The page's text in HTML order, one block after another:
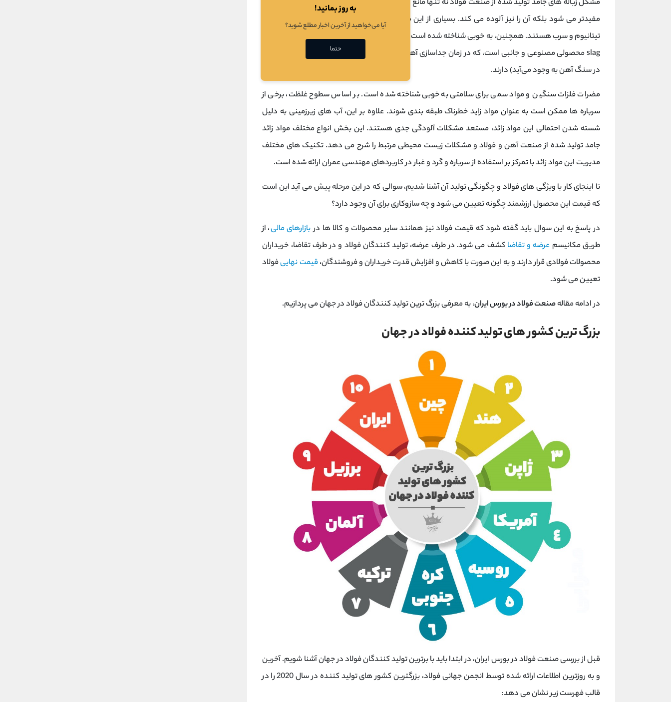
مشکل زباله های جامد تولید شده از صنعت فولاد نه تنها مانع استفاده از میلیون ها متر مربع زمین برای مصارف
مفیدتر می شود بلکه آن را نیز آلوده می کند. بسیاری از این مواد زائد حاوی برخی فلزات سنگین مانند باریم،
تیتانیوم و سرب هستند. همچنین، به خوبی شناخته شده است که مواد سمی تمایل به تمرکز در سرباره (سرباره یا
slag محصولی مصنوعی و جانبی است، که در زمان جداسازی آهن در کوره‌های ذوب آهن از ناخالصی‌های موجود
در سنگ آهن به وجود می‌آید) دارند.
مضرات فلزات سنگین و مواد سمی برای سلامتی به خوبی شناخته شده است. بر اساس سطوح غلظت، برخی از
سرباره ها ممکن است به عنوان مواد زاید خطرناک طبقه بندی شوند. علاوه بر این، آب های زیرزمینی به دلیل
شسته شدن احتمالی این مواد زائد، مستعد مشکلات آلودگی جدی هستند. این بخش انواع مختلف مواد زائد
جامد تولید شده از صنعت آهن و فولاد و مشکلات زیست محیطی مرتبط را شرح می دهد. تکنیک های مختلف
مدیریت این مواد زائد با تمرکز بر استفاده از سرباره و گرد و غبار در کاربردهای مهندسی عمران ارائه شده است.
تا اینجای کار با ویژگی های فولاد و چگونگی تولید آن آشنا شدیم، سوالی که در این مرحله پیش می آید این است
که قیمت این محصول ارزشمند چگونه تعیین می شود و چه سازوکاری برای آن وجود دارد؟
در پاسخ به این سوال باید گفته شود که قیمت فولاد نیز همانند سایر محصولات و کالا ها دربازارهای مالی، از
طریق مکانیسم عرضه و تقاضا کشف می شود. در طرف عرضه، تولید کنندگان فولاد و در طرف تقاضا، خریداران
محصولات فولادی قرار دارند و به این صورت با کاهش و افزایش قدرت خریداران و فروشندگان،قیمت نهاییفولاد
تعیین می شود.
در ادامه مقالهصنعت فولاد در بورس ایران، به معرفی بزرگ ترین تولید کنندگان فولاد در جهان می پردازیم.
بزرگ ترین کشور های تولید کننده فولاد در جهان
قبل از بررسی صنعت فولاد در بورس ایران، در ابتدا باید با برترین تولید کنندگان فولاد در جهان آشنا شویم. آخرین
و به روزترین اطلاعات ارائه شده توسط انجمن جهانی فولاد، بزرگترین کشور های تولید کننده در سال 2020 را در
قالب فهرست زیر نشان می دهد:
به روز بمانید!
آیا می‌خواهید از آخرین اخبار مطلع شوید؟
حتما